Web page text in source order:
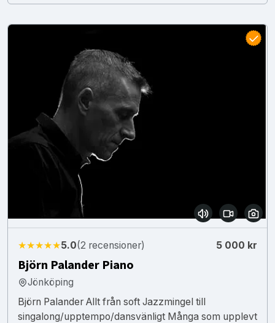
★★★★★5.0(2 recensioner) 5 000 kr
Björn Palander Piano
Jönköping
Björn Palander Allt från soft Jazzmingel till
singalong/upptempo/dansvänligt Många som upplevt